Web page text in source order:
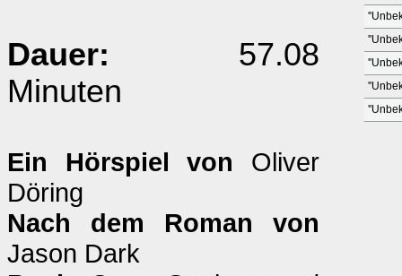
Dauer: 57.08
Minuten
Ein Hörspiel von Oliver
Döring
Nach dem Roman von
Jason Dark